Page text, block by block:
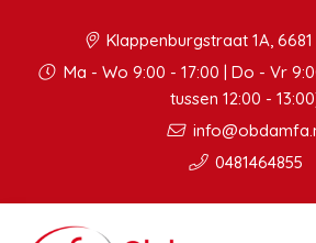
Klappenburgstraat 1A,
Ma - Wo 9:00 - 17:00 | Do - Vr
tussen 12:00 -
0481464855